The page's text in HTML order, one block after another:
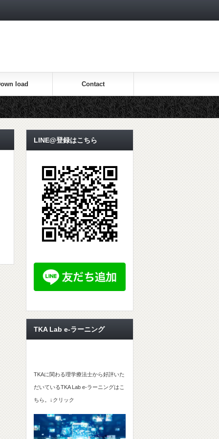
load Contact
LINE@登録はこちら
TKA Lab e-ラーニング
TKAに関わる理学療法士から好評いた
だいているTKA Lab e-ラーニングはこ
ちら。↓クリック